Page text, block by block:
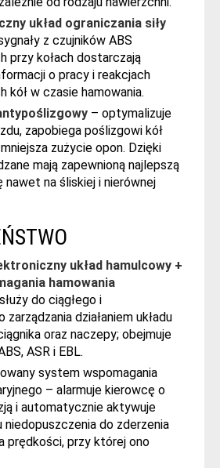
układ ograniczania siły
z czujników ABS
przy kołach dostarczają
o pracy i reakcjach
kół w czasie hamowania.
– optymalizuje
zapobiega poślizgowi kół
zużycie opon. Dzięki
mają zapewnioną najlepszą
na śliskiej i nierównej
układ hamulcowy +
hamowania
do ciągłego i
działaniem układu
oraz naczepy; obejmuje
ASR i EBL.
system wspomagania
– alarmuje kierowcę o
i automatycznie aktywuje
niedopuszczenia do zderzenia
prędkości, przy której ono